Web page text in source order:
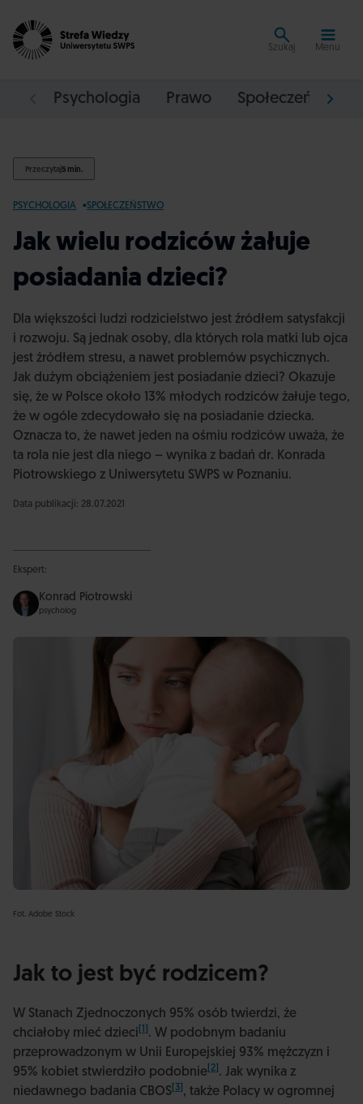
Szukaj Menu
Psychologia Prawo Społeczeństwo
Przeczytaj5 min.
PSYCHOLOGIA SPOŁECZEŃSTWO
Jak wielu rodziców żałuje
posiadania dzieci?
Dla większości ludzi rodzicielstwo jest źródłem satysfakcji
i rozwoju. Są jednak osoby, dla których rola matki lub ojca
jest źródłem stresu, a nawet problemów psychicznych.
Jak dużym obciążeniem jest posiadanie dzieci? Okazuje
się, że w Polsce około 13% młodych rodziców żałuje tego,
że w ogóle zdecydowało się na posiadanie dziecka.
Oznacza to, że nawet jeden na ośmiu rodziców uważa, że
ta rola nie jest dla niego – wynika z badań dr. Konrada
Piotrowskiego z Uniwersytetu SWPS w Poznaniu.
Data publikacji: 28.07.2021
Ekspert:
Konrad Piotrowski
psycholog
Fot. Adobe Stock
Jak to jest być rodzicem?
W Stanach Zjednoczonych 95% osób twierdzi, że
chciałoby mieć dzieci
. W podobnym badaniu
przeprowadzonym w Unii Europejskiej 93% mężczyzn i
95% kobiet stwierdziło podobnie [2] . Jak wynika z
niedawnego badania CBOS [3] , także Polacy w ogromnej